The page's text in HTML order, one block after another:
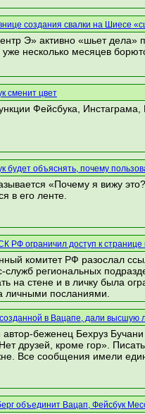
создания свалки на Шиесе
Э» активно «шьет
несколько месяцев
сменит цвет
Фейсбука,
будет объяснять, почему
«Почему я вижу
в его ленте.
РФ ограничил доступ к
комитет РФ разослал
служб региональных
на стене и в личку была
личными посланиями.
созданной в Вацапе, дали высшую
автор-беженец Бехруз
друзей, кроме гор».
Все сообщения имели
объединит Вацап, Фейсбук